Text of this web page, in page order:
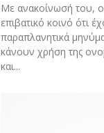
Με ανακοίνωσή του,
επιβατικό κοινό ότι
παραπλανητικά
κάνουν χρήση της
και...